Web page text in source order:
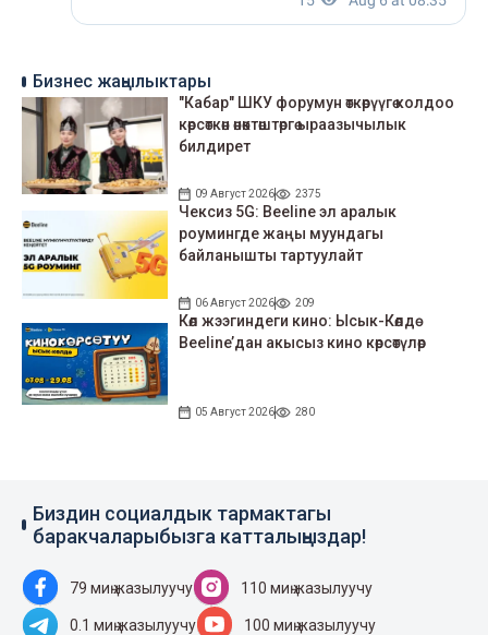
Бизнес жаңылыктары
"Кабар" ШКУ форумун өткөрүүгө колдоо
көрсөткөн өнөктөштөргө ыраазычылык
билдирет
09 Август 2026 2375
Чексиз 5G: Beeline эл аралык
роумингде жаңы муундагы
байланышты тартуулайт
06 Август 2026 209
Көл жээгиндеги кино: Ысык-Көлдө
Beeline’дан акысыз кино көрсөтүлөр
05 Август 2026 280
Биздин социалдык тармактагы
баракчаларыбызга катталыңыздар!
79 миң жазылуучу 110 миң жазылуучу
0.1 миң жазылуучу 100 миң жазылуучу